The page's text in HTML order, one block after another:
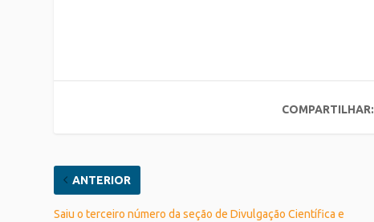
COMPARTILHAR:
ANTERIOR
Saiu o terceiro número da seção de Divulgação Científica e